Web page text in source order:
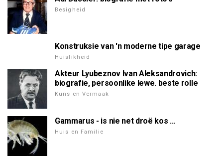
Besigheid
Konstruksie van 'n moderne tipe garage
Huislikheid
Akteur Lyubeznov Ivan Aleksandrovich:
biografie, persoonlike lewe. beste rolle
Kuns en Vermaak
Gammarus - is nie net droë kos ...
Huis en Familie